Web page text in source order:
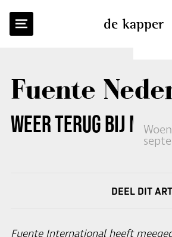
de kapper
Fuente
WEER TERUG BIJ
TERUG NAAR OVERZICHT
DEEL DIT
Fuente International heeft